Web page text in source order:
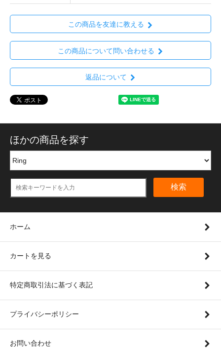
この商品を友達に教える
この商品について問い合わせる
返品について
ほかの商品を探す
検索
ホーム
カートを見る
特定商取引法に基づく表記
プライバシーポリシー
お問い合わせ